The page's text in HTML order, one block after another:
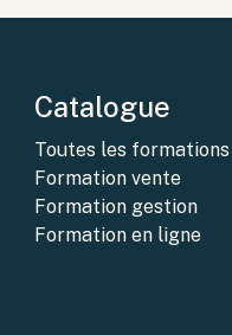
Catalogue
Toutes les formations
Formation vente
Formation gestion
Formation en ligne